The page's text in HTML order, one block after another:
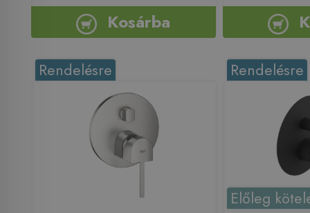
Kosárba
Rendelésre Rendelésre
Előleg